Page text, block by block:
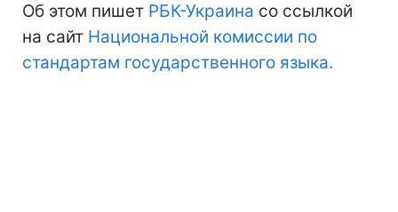
Об этом пишет РБК-Украина со ссылкой
на сайт Национальной комиссии по
стандартам государственного языка.